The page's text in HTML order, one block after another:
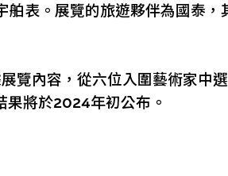
舶表。展覽的旅遊夥伴為國泰，
覽內容，從六位入圍藝術家中
將於2024年初公布。